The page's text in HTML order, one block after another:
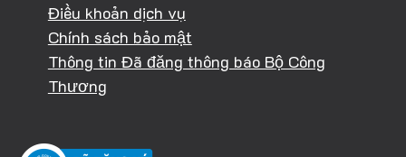
Điều khoản dịch vụ
Chính sách bảo mật
Thông tin Đã đăng thông báo Bộ Công
Thương